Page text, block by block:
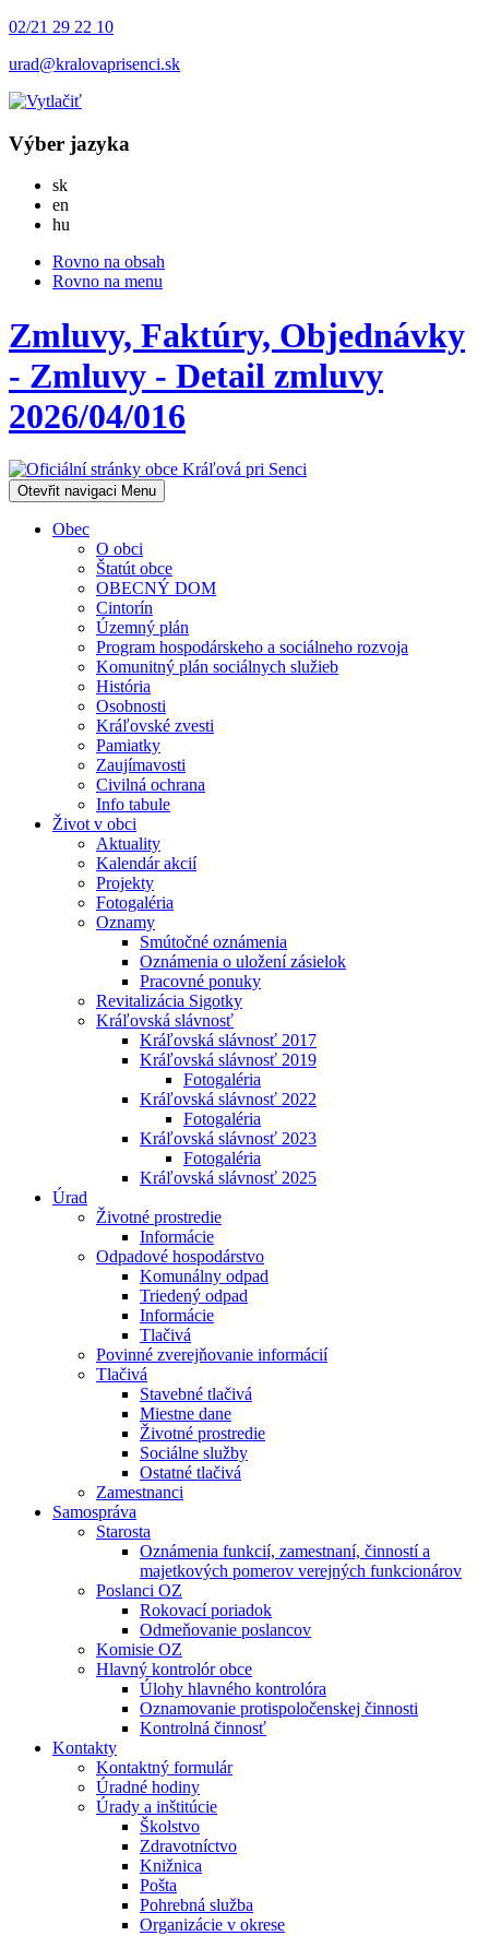
02/21 29 22 10
urad@kralovaprisenci.sk
Výber jazyka
skSlovensky
en
hu
Rovno na obsah
Rovno na menu
Zmluvy, Faktúry, Objednávky
- Zmluvy - Detail zmluvy
2026/04/016
Otevřit navigaci Menu
Obec
O obci
Štatút obce
OBECNÝ DOM
Cintorín
Územný plán
Program hospodárskeho a sociálneho rozvoja
Komunitný plán sociálnych služieb
História
Osobnosti
Kráľovské zvesti
Pamiatky
Zaujímavosti
Civilná ochrana
Info tabule
Život v obci
Aktuality
Kalendár akcií
Projekty
Fotogaléria
Oznamy
Smútočné oznámenia
Oznámenia o uložení zásielok
Pracovné ponuky
Revitalizácia Sigotky
Kráľovská slávnosť
Kráľovská slávnosť 2017
Kráľovská slávnosť 2019
Fotogaléria
Kráľovská slávnosť 2022
Fotogaléria
Kráľovská slávnosť 2023
Fotogaléria
Kráľovská slávnosť 2025
Úrad
Životné prostredie
Informácie
Odpadové hospodárstvo
Komunálny odpad
Triedený odpad
Informácie
Tlačivá
Povinné zverejňovanie informácií
Tlačivá
Stavebné tlačivá
Miestne dane
Životné prostredie
Sociálne služby
Ostatné tlačivá
Zamestnanci
Samospráva
Starosta
Oznámenia funkcií, zamestnaní, činností a
majetkových pomerov verejných funkcionárov
Poslanci OZ
Rokovací poriadok
Odmeňovanie poslancov
Komisie OZ
Hlavný kontrolór obce
Úlohy hlavného kontrolóra
Oznamovanie protispoločenskej činnosti
Kontrolná činnosť
Kontakty
Kontaktný formulár
Úradné hodiny
Úrady a inštitúcie
Školstvo
Zdravotníctvo
Knižnica
Pošta
Pohrebná služba
Organizácie v okrese